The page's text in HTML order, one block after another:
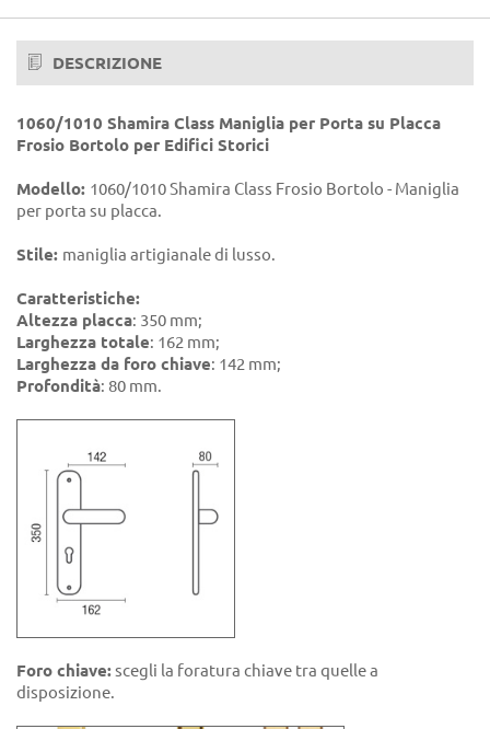
DESCRIZIONE
1060/1010 Shamira Class Maniglia per Porta su Placca
Frosio Bortolo per Edifici Storici
Modello: 1060/1010 Shamira Class Frosio Bortolo - Maniglia
per porta su placca.
Stile: maniglia artigianale di lusso.
Caratteristiche:
Altezza placca: 350 mm;
Larghezza totale: 162 mm;
Larghezza da foro chiave: 142 mm;
Profondità: 80 mm.
Foro chiave:scegli la foratura chiave tra quelle a
disposizione.